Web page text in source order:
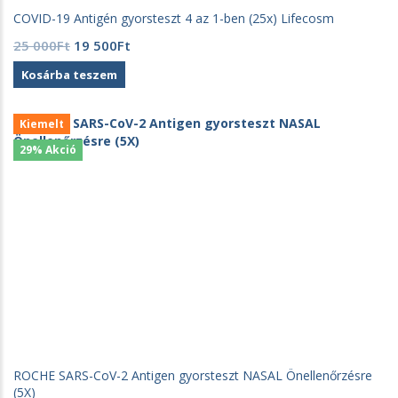
COVID-19 Antigén gyorsteszt 4 az 1-ben (25x) Lifecosm
25 000Ft Original
price
was:
000Ft.
19 500Ft
500Ft.
Kosárba teszem
Kiemelt
29% Akció
ROCHE SARS-CoV-2 Antigen gyorsteszt NASAL Önellenőrzésre
(5X)